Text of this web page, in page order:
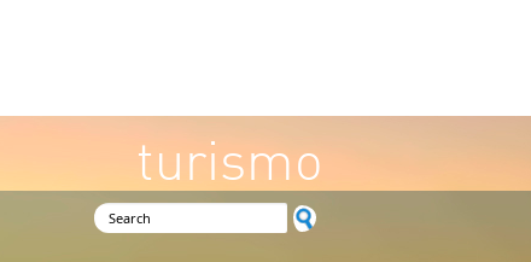
turismo
Search form